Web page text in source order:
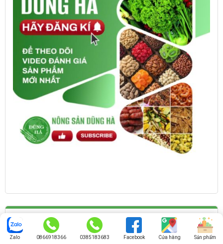
Zalo 0866918366 0385183683 Facebook Cửa hàng Sản phẩm